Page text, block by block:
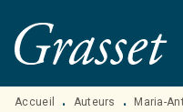
MENU
PIED DE PAGE
Accueil • Auteurs • Maria-